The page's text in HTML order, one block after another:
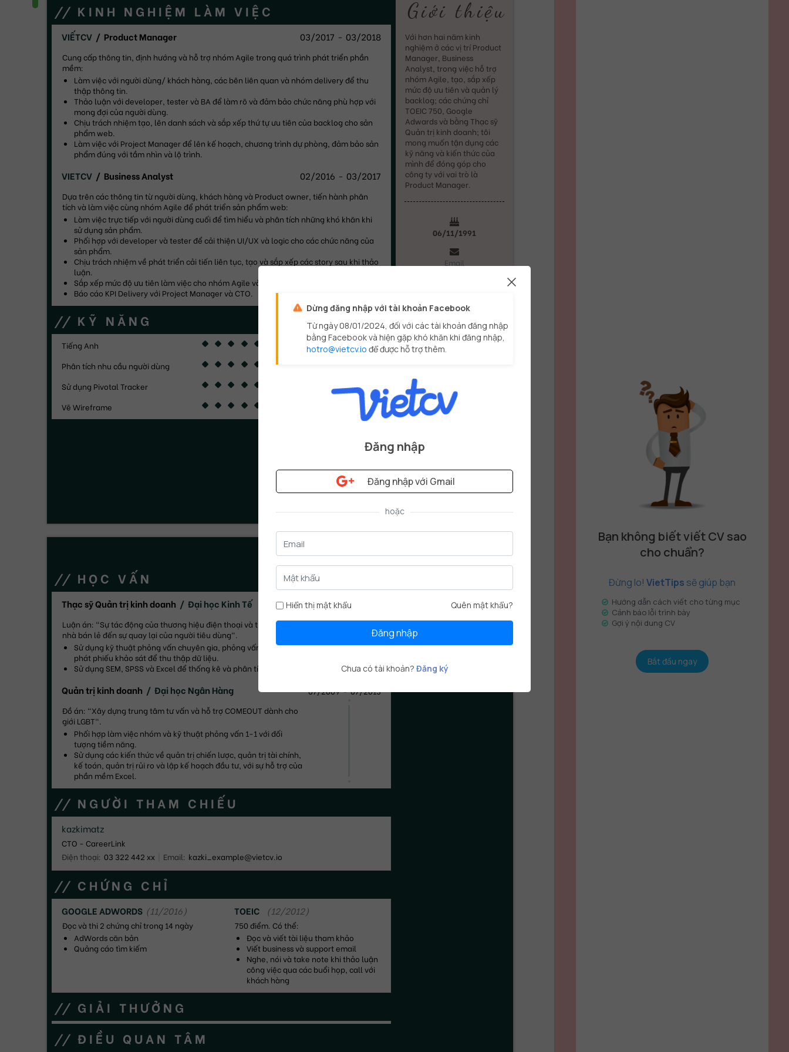
Dừng đăng nhập với tài khoản Facebook
Từ ngày 08/01/2024, đối với các tài khoản đăng nhập
bằng Facebook và hiện gặp khó khăn khi đăng nhập,
hotro@vietcv.io để được hỗ trợ thêm.
Đăng nhập
Đăng nhập với Gmail
Hiển thị mật khẩu Quên mật khẩu?
Đăng nhập
Chưa có tài khoản? Đăng ký
Giới thiệu
Với hơn hai năm kinh
nghiệm ở các vị trí Product
Manager, Business
Analyst, trong việc hỗ trợ
nhóm Agile, tạo, sắp xếp
mức độ ưu tiên và quản lý
backlog; các chứng chỉ
TOEIC 750, Google
Adwards và bằng Thạc sỹ
Quản trị kinh doanh; tôi
mong muốn tận dụng các
kỹ năng và kiến thức của
mình để đóng góp cho
công ty với vai trò là
Product Manager.
06/11/1991
Phường 6, Quận 3,
TP.HCM
09067999xx
thao_gh_example
KINH NGHIỆM LÀM VIỆC
VIẾTCV Product Manager 03/2017 - 03/2018
Cung cấp thông tin, định hướng và hỗ trợ nhóm Agile trong quá trình phát triển phần
mềm:
Làm việc với người dùng/ khách hàng, các bên liên quan và nhóm delivery để thu
thập thông tin.
Thảo luận với developer, tester và BA để làm rõ và đảm bảo chức năng phù hợp với
mong đợi của người dùng.
Chịu trách nhiệm tạo, lên danh sách và sắp xếp thứ tự ưu tiên của backlog cho sản
phẩm web.
Làm việc với Project Manager để lên kế hoạch, chương trình dự phòng, đảm bảo sản
phẩm đúng với tầm nhìn và lộ trình.
VIETCV Business Analyst 02/2016 - 03/2017
Dựa trên các thông tin từ người dùng, khách hàng và Product owner, tiến hành phân
tích và làm việc cùng nhóm Agile để phát triển sản phẩm web:
Làm việc trực tiếp với người dùng cuối để tìm hiểu và phân tích những khó khăn khi
sử dụng sản phẩm.
Phối hợp với developer và tester để cải thiện UI/UX và logic cho các chức năng của
sản phẩm.
Chịu trách nhiệm về phát triển cải tiến liên tục, tạo và sắp xếp các story sau khi thảo
luận.
Sắp xếp mức độ ưu tiên làm việc cho nhóm Agile và xem xét các backlog còn lại.
Báo cáo KPI Delivery với Project Manager và CTO.
KỸ NĂNG
Tiếng Anh
Phân tích nhu cầu người dùng
Sử dụng Pivotal Tracker
Vẽ Wireframe
©VietCV.io - Trang1/2
HỌC VẤN
01/2016 -
Thạc sỹ Quản trị kinh doanh Đại học Kinh Tế
Luận án: "Sự tác động của thương hiệu điện thoại và thương hiệu
nhà bán lẻ đến sự quay lại của người tiêu dùng".
Sử dụng kỹ thuật phỏng vấn chuyên gia, phỏng vấn nhóm và
phát phiếu khảo sát để thu thập dữ liệu.
Sử dụng SEM, SPSS và Excel để thống kê và phân tích dữ liệu.
07/2009 - 07/2013
Quản trị kinh doanh Đại học Ngân Hàng
Đồ án: "Xây dựng trung tâm tư vấn và hỗ trợ COMEOUT dành cho
giới LGBT".
Phối hợp làm việc nhóm và kỹ thuật phỏng vấn 1-1 với đối
tượng tiềm năng.
Sử dụng các kiến thức về quản trị chiến lược, quản trị tài chính,
kế toán, quản trị rủi ro và lập kế hoạch đầu tư, với sự hỗ trợ của
phần mềm Excel.
NGƯỜI THAM CHIẾU
kazkimatz
CTO - CareerLink
Điện thoại: 03 322 442 xx Email: kazki_example@vietcv.io
CHỨNG CHỈ
GOOGLE ADWORDS (11/2016)
Đọc và thi 2 chứng chỉ trong 14 ngày
AdWords căn bản
Quảng cáo tìm kiếm
TOEIC (12/2012)
750 điểm. Có thể:
Đọc và viết tài liệu tham khảo
Viết business và support email
Nghe, nói và take note khi thảo luận
công việc qua các buổi họp, call với
khách hàng
GIẢI THƯỞNG
ĐIỀU QUAN TÂM
Bạn không biết viết CV sao
cho chuẩn?
Đừng lo! VietTips sẽ giúp bạn
Hướng dẫn cách viết cho từng mục
Cảnh báo lỗi trình bày
Gợi ý nội dung CV
Bắt đầu ngay